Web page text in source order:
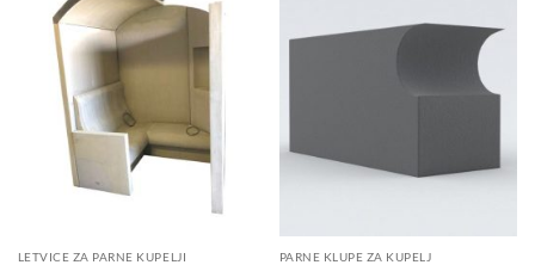
LETVICE ZA PARNE KUPELJI PARNE KLUPE ZA KUPELJ